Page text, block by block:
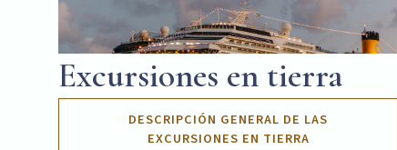
Excursiones en tierra
DESCRIPCIÓN GENERAL DE LAS
EXCURSIONES EN TIERRA